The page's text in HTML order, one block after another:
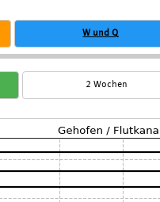
W und Q
2 Wochen